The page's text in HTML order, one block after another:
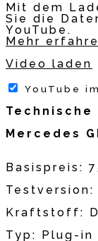
Mit dem
Sie die
YouTube.
Mehr
Video laden
YouTube
Technische
Mercedes
Basispreis:
Testversion:
Kraftstoff:
Typ: Plug-in